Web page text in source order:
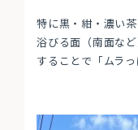
特に黒・紺・濃い
浴びる面（南面な
することで「ムラ